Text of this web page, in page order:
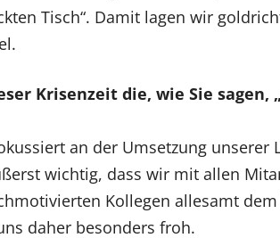
Tisch“. Damit lagen wir
Krisenzeit die, wie Sie sagen,
an der Umsetzung unserer
wichtig, dass wir mit allen
Kollegen allesamt
daher besonders froh.